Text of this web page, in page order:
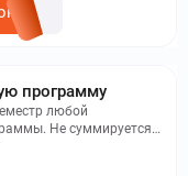
программу
любой
Не суммируется с